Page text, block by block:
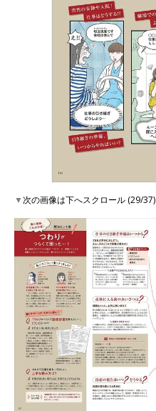
▼次の画像は下へスクロール (29/37)